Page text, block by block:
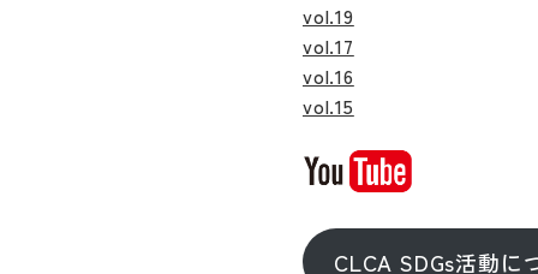
vol.19
vol.17
vol.16
vol.15
CLCA SDGs活動に